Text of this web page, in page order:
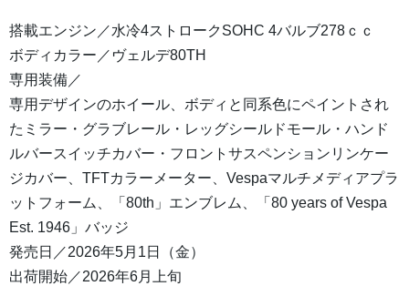
搭載エンジン／水冷4ストロークSOHC 4バルブ278ｃｃ
ボディカラー／ヴェルデ80TH
専用装備／
専用デザインのホイール、ボディと同系色にペイントされ
たミラー・グラブレール・レッグシールドモール・ハンド
ルバースイッチカバー・フロントサスペンションリンケー
ジカバー、TFTカラーメーター、Vespaマルチメディアプラ
ットフォーム、「80th」エンブレム、「80 years of Vespa
Est. 1946」バッジ
発売日／2026年5月1日（金）
出荷開始／2026年6月上旬